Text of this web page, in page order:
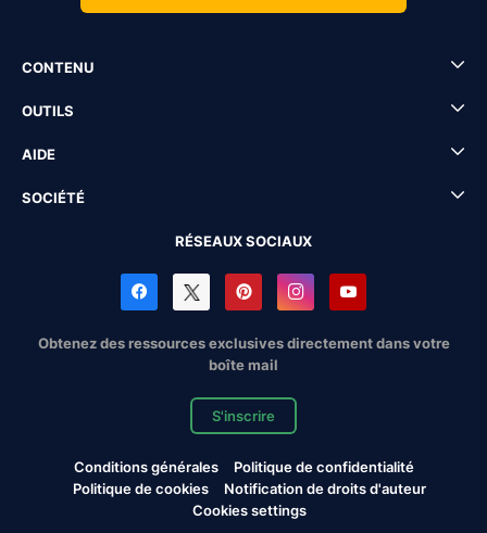
CONTENU
OUTILS
AIDE
SOCIÉTÉ
RÉSEAUX SOCIAUX
Obtenez des ressources exclusives directement dans votre
boîte mail
S'inscrire
Conditions générales
Politique de confidentialité
Politique de cookies
Notification de droits d'auteur
Cookies settings